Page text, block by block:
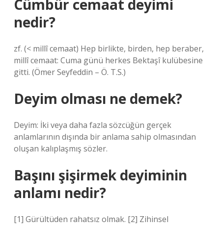
Cümbür cemaat deyimi
nedir?
zf. (< millî cemaat) Hep birlikte, birden, hep beraber,
millî cemaat: Cuma günü herkes Bektaşî kulübesine
gitti. (Ömer Seyfeddin – Ö. T.S.)
Deyim olması ne demek?
Deyim: İki veya daha fazla sözcüğün gerçek
anlamlarının dışında bir anlama sahip olmasından
oluşan kalıplaşmış sözler.
Başını şişirmek deyiminin
anlamı nedir?
[1] Gürültüden rahatsız olmak. [2] Zihinsel